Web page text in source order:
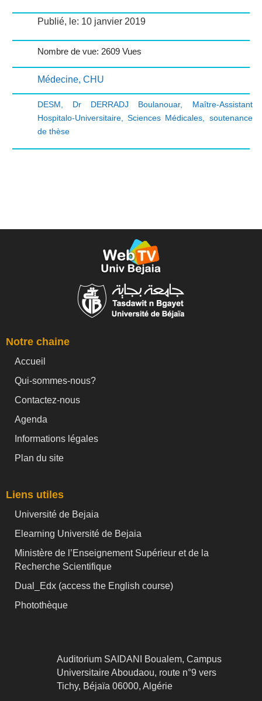
Publié, le: 10 janvier 2019
Nombre de vue: 2609 Vues
Médecine, CHU
DESM Dr DERRADJ Boulanouar, Maître-Assistant
Hospitalo-Universitaire, Sciences Médicales
soutenance
de thèse
Notre chaine
Accueil
Qui-sommes-nous?
Contactez-nous
Agenda
Informations légales
Plan du site
Liens utiles
Université de Bejaia
Elearning Université de Bejaia
Ministère de l’Enseignement Supérieur et de la
Recherche Scientifique
Dual_Edx (access the English course)
Photothèque
Auditorium SAIDANI Boualem, Campus
Universitaire Aboudaou, route n°9 vers
Tichy, Béjaïa 06000, Algérie